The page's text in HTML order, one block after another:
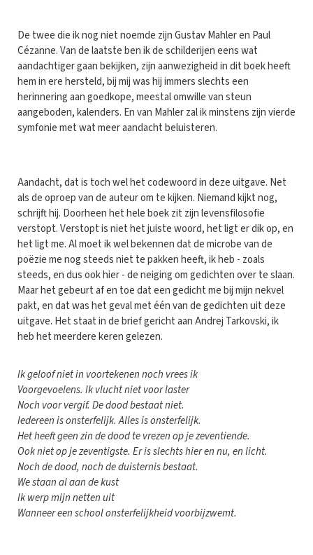
De twee die ik nog niet noemde zijn Gustav Mahler en Paul
Cézanne. Van de laatste ben ik de schilderijen eens wat
aandachtiger gaan bekijken, zijn aanwezigheid in dit boek heeft
hem in ere hersteld, bij mij was hij immers slechts een
herinnering aan goedkope, meestal omwille van steun
aangeboden, kalenders. En van Mahler zal ik minstens zijn vierde
symfonie met wat meer aandacht beluisteren.
Aandacht, dat is toch wel het codewoord in deze uitgave. Net
als de oproep van de auteur om te kijken. Niemand kijkt nog,
schrijft hij. Doorheen het hele boek zit zijn levensfilosofie
verstopt. Verstopt is niet het juiste woord, het ligt er dik op, en
het ligt me. Al moet ik wel bekennen dat de microbe van de
poëzie me nog steeds niet te pakken heeft, ik heb - zoals
steeds, en dus ook hier - de neiging om gedichten over te slaan.
Maar het gebeurt af en toe dat een gedicht me bij mijn nekvel
pakt, en dat was het geval met één van de gedichten uit deze
uitgave. Het staat in de brief gericht aan Andrej Tarkovski, ik
heb het meerdere keren gelezen.
Ik geloof niet in voortekenen noch vrees ik
Voorgevoelens. Ik vlucht niet voor laster
Noch voor vergif. De dood bestaat niet.
Iedereen is onsterfelijk. Alles is onsterfelijk.
Het heeft geen zin de dood te vrezen op je zeventiende.
Ook niet op je zeventigste. Er is slechts hier en nu, en licht.
Noch de dood, noch de duisternis bestaat.
We staan al aan de kust
Ik werp mijn netten uit
Wanneer een school onsterfelijkheid voorbijzwemt.